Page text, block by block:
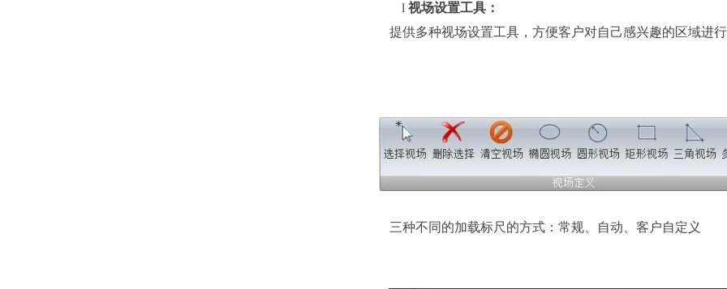
l 视场设置工具：
提供多种视场设置工具，方便客户对自己感兴趣的区域进
三种不同的加载标尺的方式：常规、自动、客户自定义